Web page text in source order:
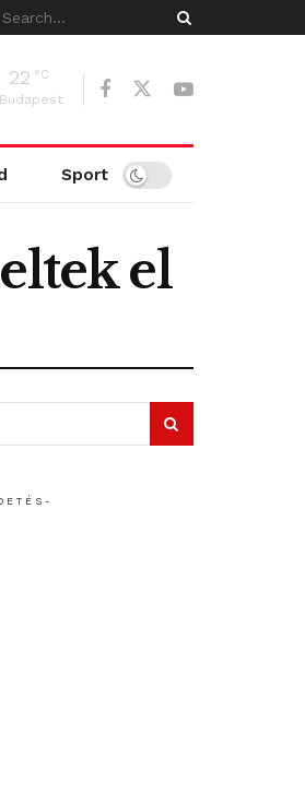
22 °C
Budapest
Sport
el
E T É S -